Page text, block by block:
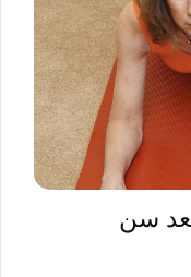
بعد سن